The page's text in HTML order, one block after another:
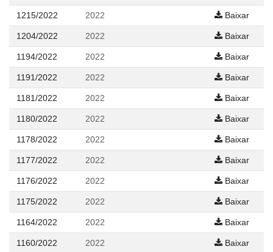
1215/2022 2022 Baixar
1204/2022 2022 Baixar
1194/2022 2022 Baixar
1191/2022 2022 Baixar
1181/2022 2022 Baixar
1180/2022 2022 Baixar
1178/2022 2022 Baixar
1177/2022 2022 Baixar
1176/2022 2022 Baixar
1175/2022 2022 Baixar
1164/2022 2022 Baixar
1160/2022 2022 Baixar